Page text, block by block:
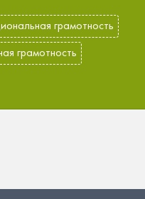
грамотность
грамотность